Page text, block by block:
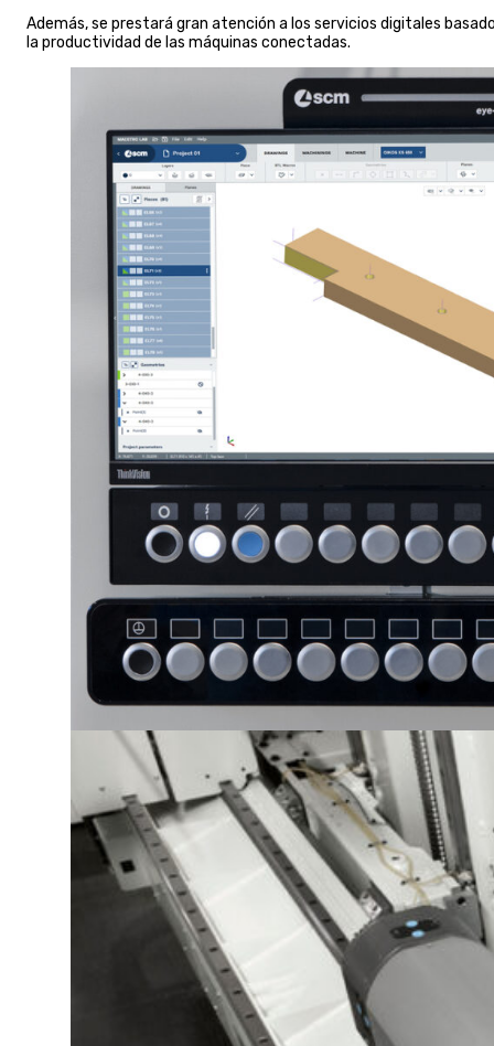
Además, se prestará gran atención a los servicios digitales
la productividad de las máquinas conectadas.